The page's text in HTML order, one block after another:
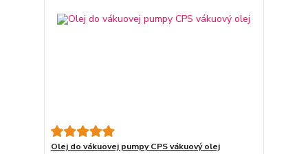
Olej do vákuovej pumpy CPS vákuový olej